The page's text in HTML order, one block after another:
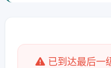
已到达最后一